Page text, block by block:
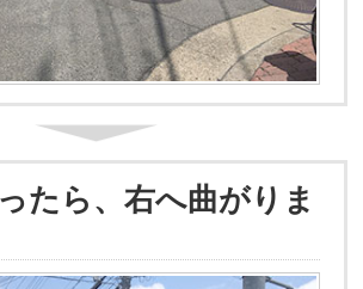
たら、右へ曲がりま